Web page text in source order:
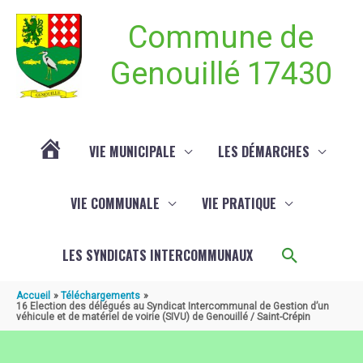
Commune de
Genouillé 17430
VIE MUNICIPALE LES DÉMARCHES
VIE COMMUNALE VIE PRATIQUE
LES SYNDICATS INTERCOMMUNAUX
Accueil
Téléchargements
16 Election des délégués au Syndicat Intercommunal de Gestion d’un
véhicule et de matériel de voirie (SIVU) de Genouillé / Saint-Crépin